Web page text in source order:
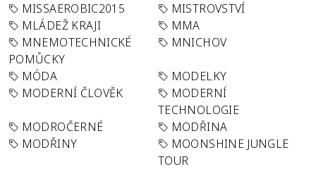
MISSAEROBIC2015
MISTROVSTVÍ
MLÁDEŽ KRAJI
MMA
MNEMOTECHNICKÉ
POMŮCKY
MNICHOV
MÓDA
MODELKY
MODERNÍ ČLOVĚK
MODERNÍ
TECHNOLOGIE
MODROČERNÉ
MODŘINA
MODŘINY
MOONSHINE JUNGLE
TOUR